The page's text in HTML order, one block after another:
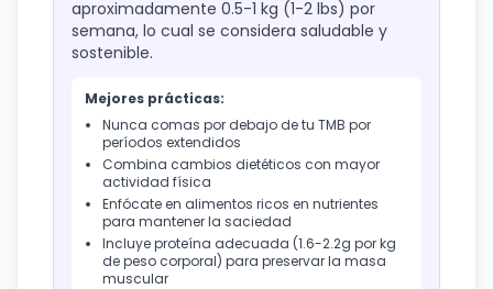
aproximadamente 0.5-1 kg (1-2 lbs) por
semana, lo cual se considera saludable y
sostenible.
Mejores prácticas:
Nunca comas por debajo de tu TMB por
períodos extendidos
Combina cambios dietéticos con mayor
actividad física
Enfócate en alimentos ricos en nutrientes
para mantener la saciedad
Incluye proteína adecuada (1.6-2.2g por kg
de peso corporal) para preservar la masa
muscular